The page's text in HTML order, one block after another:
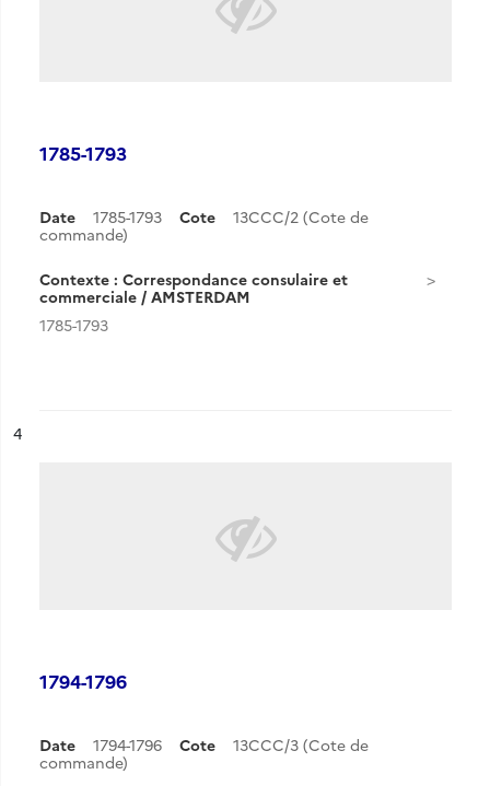
1785-1793
Date 1785-1793 Cote
13CCC/2 (Cote de
commande)
Contexte : Correspondance consulaire et
commerciale / AMSTERDAM
1785-1793
n°
4
1794-1796
Date 1794-1796 Cote
13CCC/3 (Cote de
commande)